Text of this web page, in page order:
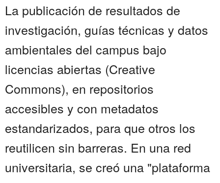
La publicación de resultados de
investigación, guías técnicas y datos
ambientales del campus bajo
licencias abiertas (Creative
Commons), en repositorios
accesibles y con metadatos
estandarizados, para que otros los
reutilicen sin barreras. En una red
universitaria, se creó una "plataforma